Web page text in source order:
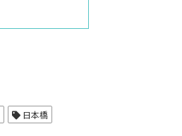
日本橋